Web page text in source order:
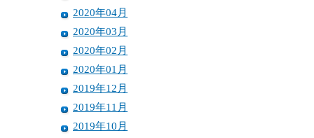
2020年04月
2020年03月
2020年02月
2020年01月
2019年12月
2019年11月
2019年10月